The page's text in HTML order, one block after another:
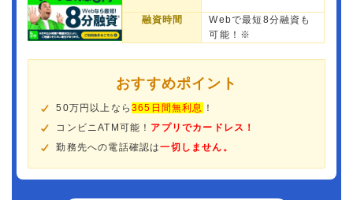
融資時間
Webで最短8分融資も
可能！※
おすすめポイント
50万円以上なら365日間無利息 ！
コンビニATM可能！ アプリでカードレス！
勤務先への電話確認は一切しません。